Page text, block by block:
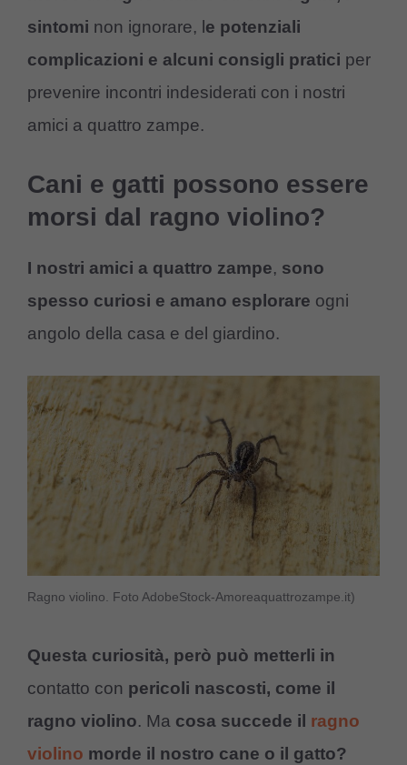
sintomi non ignorare, l e potenziali
complicazioni e alcuni consigli pratici per
prevenire incontri indesiderati con i nostri
amici a quattro zampe.
Cani e gatti possono essere
morsi dal ragno violino?
I nostri amici a quattro zampe, sono
spesso curiosi e amano esplorare ogni
angolo della casa e del giardino.
Ragno violino. Foto AdobeStock-Amoreaquattrozampe.it)
Questa curiosità, però può metterli in
contatto con pericoli nascosti, come il
ragno violino. Ma cosa succede il ragno
violino morde il nostro cane o il gatto?